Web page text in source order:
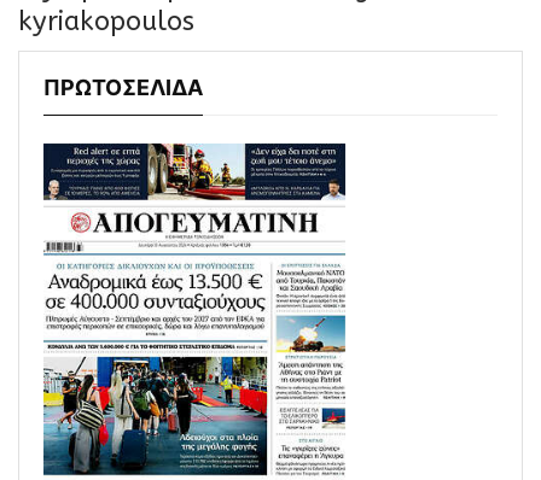
kyriakopoulos
ΠΡΩΤΟΣΕΛΙΔΑ